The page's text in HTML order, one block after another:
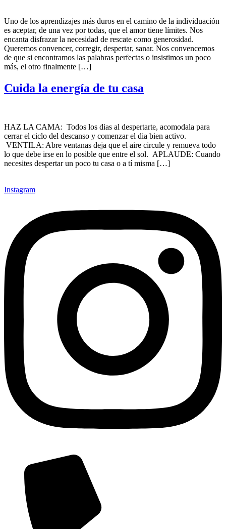
Uno de los aprendizajes más duros en el camino de la individuación
es aceptar, de una vez por todas, que el amor tiene límites. Nos
encanta disfrazar la necesidad de rescate como generosidad.
Queremos convencer, corregir, despertar, sanar. Nos convencemos
de que si encontramos las palabras perfectas o insistimos un poco
más, el otro finalmente […]
Cuida la energía de tu casa
HAZ LA CAMA: Todos los dias al despertarte, acomodala para
cerrar el ciclo del descanso y comenzar el dia bien activo.
VENTILA: Abre ventanas deja que el aire circule y remueva todo
lo que debe irse en lo posible que entre el sol. APLAUDE: Cuando
necesites despertar un poco tu casa o a tí misma […]
Instagram